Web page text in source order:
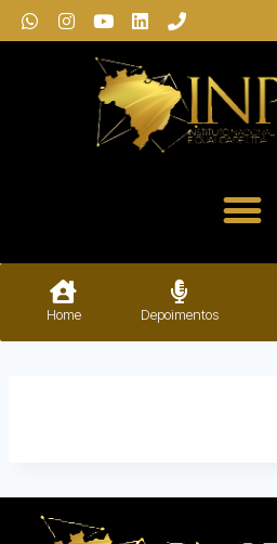
Home Depoimentos